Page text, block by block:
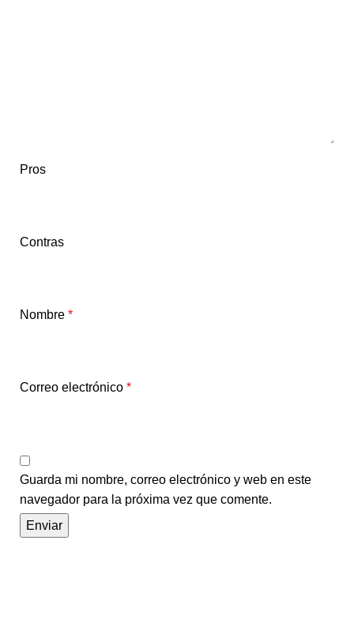
Pros
Contras
Nombre *
Correo electrónico *
Guarda mi nombre, correo electrónico y web en este
navegador para la próxima vez que comente.